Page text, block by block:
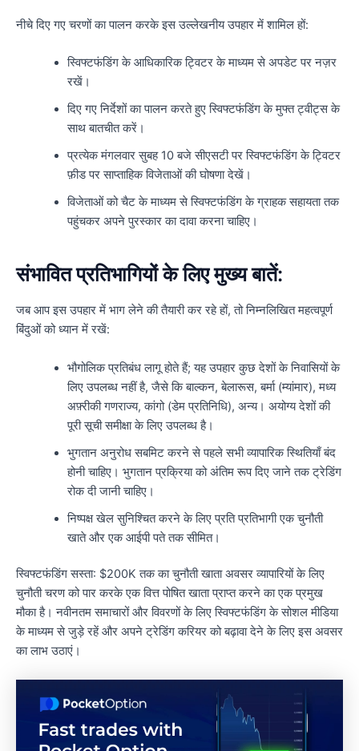
नीचे दिए गए चरणों का पालन करके इस उल्लेखनीय उपहार में शामिल हों:
स्विफ्टफंडिंग के आधिकारिक ट्विटर के माध्यम से अपडेट पर नज़र
रखें।
दिए गए निर्देशों का पालन करते हुए स्विफ्टफंडिंग के मुफ्त ट्वीट्स के
साथ बातचीत करें।
प्रत्येक मंगलवार सुबह 10 बजे सीएसटी पर स्विफ्टफंडिंग के ट्विटर
फ़ीड पर साप्ताहिक विजेताओं की घोषणा देखें।
विजेताओं को चैट के माध्यम से स्विफ्टफंडिंग के ग्राहक सहायता तक
पहुंचकर अपने पुरस्कार का दावा करना चाहिए।
संभावित प्रतिभागियों के लिए मुख्य बातें:
जब आप इस उपहार में भाग लेने की तैयारी कर रहे हों, तो निम्नलिखित महत्वपूर्ण
बिंदुओं को ध्यान में रखें:
भौगोलिक प्रतिबंध लागू होते हैं; यह उपहार कुछ देशों के निवासियों के
लिए उपलब्ध नहीं है, जैसे कि बाल्कन, बेलारूस, बर्मा (म्यांमार), मध्य
अफ़्रीकी गणराज्य, कांगो (डेम प्रतिनिधि), अन्य। अयोग्य देशों की
पूरी सूची समीक्षा के लिए उपलब्ध है।
भुगतान अनुरोध सबमिट करने से पहले सभी व्यापारिक स्थितियाँ बंद
होनी चाहिए। भुगतान प्रक्रिया को अंतिम रूप दिए जाने तक ट्रेडिंग
रोक दी जानी चाहिए।
निष्पक्ष खेल सुनिश्चित करने के लिए प्रति प्रतिभागी एक चुनौती
खाते और एक आईपी पते तक सीमित।
स्विफ्टफंडिंग सस्ता: $200K तक का चुनौती खाता अवसर व्यापारियों के लिए
चुनौती चरण को पार करके एक वित्त पोषित खाता प्राप्त करने का एक प्रमुख
मौका है। नवीनतम समाचारों और विवरणों के लिए स्विफ्टफंडिंग के सोशल मीडिया
के माध्यम से जुड़े रहें और अपने ट्रेडिंग करियर को बढ़ावा देने के लिए इस अवसर
का लाभ उठाएं।